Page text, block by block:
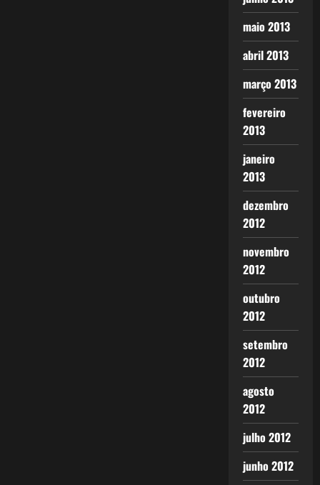
maio 2013
abril 2013
março 2013
fevereiro
2013
janeiro
2013
dezembro
2012
novembro
2012
outubro
2012
setembro
2012
agosto
2012
julho 2012
junho 2012